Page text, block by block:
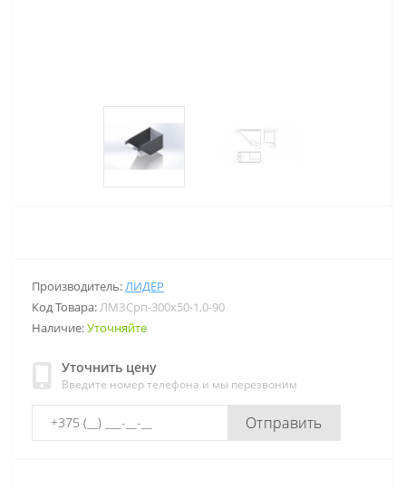
Производитель:ЛИДЕР
Код Товара:ЛМЗСрп-300х50-1,0-90
Наличие:Уточняйте
Уточнить цену
Введите номер телефона и мы перезвоним
Отправить